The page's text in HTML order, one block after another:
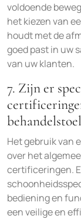
voldoende
het kiezen van
houdt met de
goed past in uw
van uw klanten.
7. Zijn er
Het gebruik van
over het
certificeringen.
bediening en
een veilige en